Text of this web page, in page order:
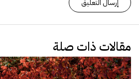
مقالات ذات صلة